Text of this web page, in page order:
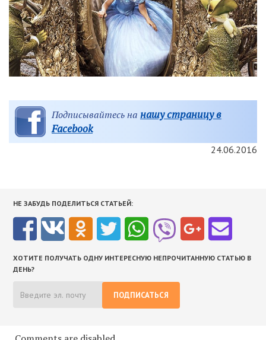
Подписывайтесь на нашу страницу в
Facebook
24.06.2016
НЕ ЗАБУДЬ ПОДЕЛИТЬСЯ СТАТЬЕЙ:
ХОТИТЕ ПОЛУЧАТЬ ОДНУ ИНТЕРЕСНУЮ НЕПРОЧИТАННУЮ СТАТЬЮ В
ДЕНЬ?
ПОДПИСАТЬСЯ